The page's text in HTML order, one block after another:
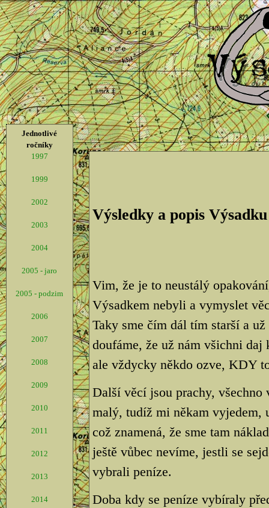
Jednotlivé
ročníky
1997
1999
2002
2003
2004
2005 - jaro
2005 - podzim
2006
2007
2008
2009
2010
2011
2012
2013
2014
Výsledky a popis Výsadku
Vim, že je to neustálý
Výsadkem nebyli a vymyslet
Taky sme čím dál tím starší a
doufáme, že už nám všichni daj
ale vždycky někdo ozve, KDY
Další věcí jsou prachy,
malý, tudíž mi někam vyjedem,
což znamená, že sme tam
ještě vůbec nevíme, jestli se
vybrali peníze.
Doba kdy se peníze vybíraly